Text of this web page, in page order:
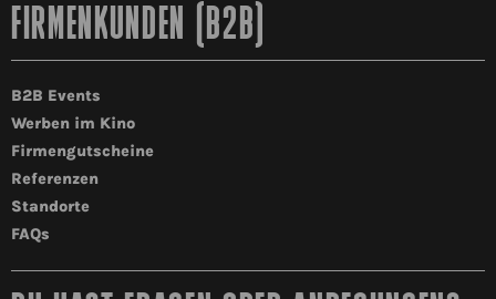
FIRMENKUNDEN (B2B)
B2B Events
Werben im Kino
Firmengutscheine
Referenzen
Standorte
FAQs